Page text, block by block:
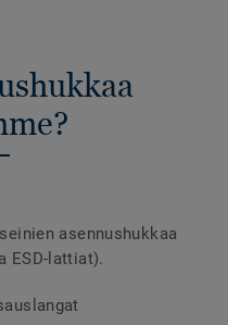
asennushukkaa
ESD-lattiat).